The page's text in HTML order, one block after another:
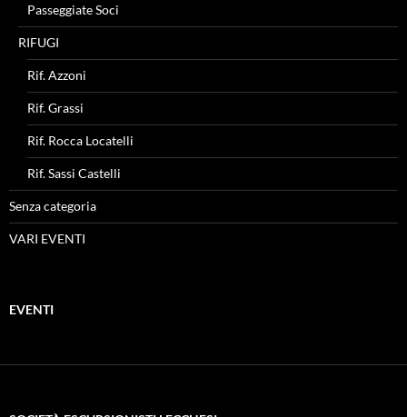
Passeggiate Soci
RIFUGI
Rif. Azzoni
Rif. Grassi
Rif. Rocca Locatelli
Rif. Sassi Castelli
Senza categoria
VARI EVENTI
EVENTI